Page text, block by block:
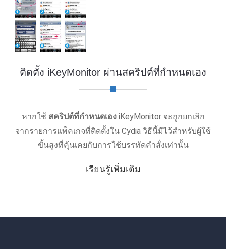
ติดตั้ง iKeyMonitor ผ่านสคริปต์ที่กําหนดเอง
หากใช้ สคริปต์ที่กําหนดเองiKeyMonitor จะถูกยกเลิก
จากรายการแพ็คเกจที่ติดตั้งใน Cydia วิธีนี้มีไว้สําหรับผู้ใช้
ขั้นสูงที่คุ้นเคยกับการใช้บรรทัดคําสั่งเท่านั้น
เรียนรู้เพิ่มเติม